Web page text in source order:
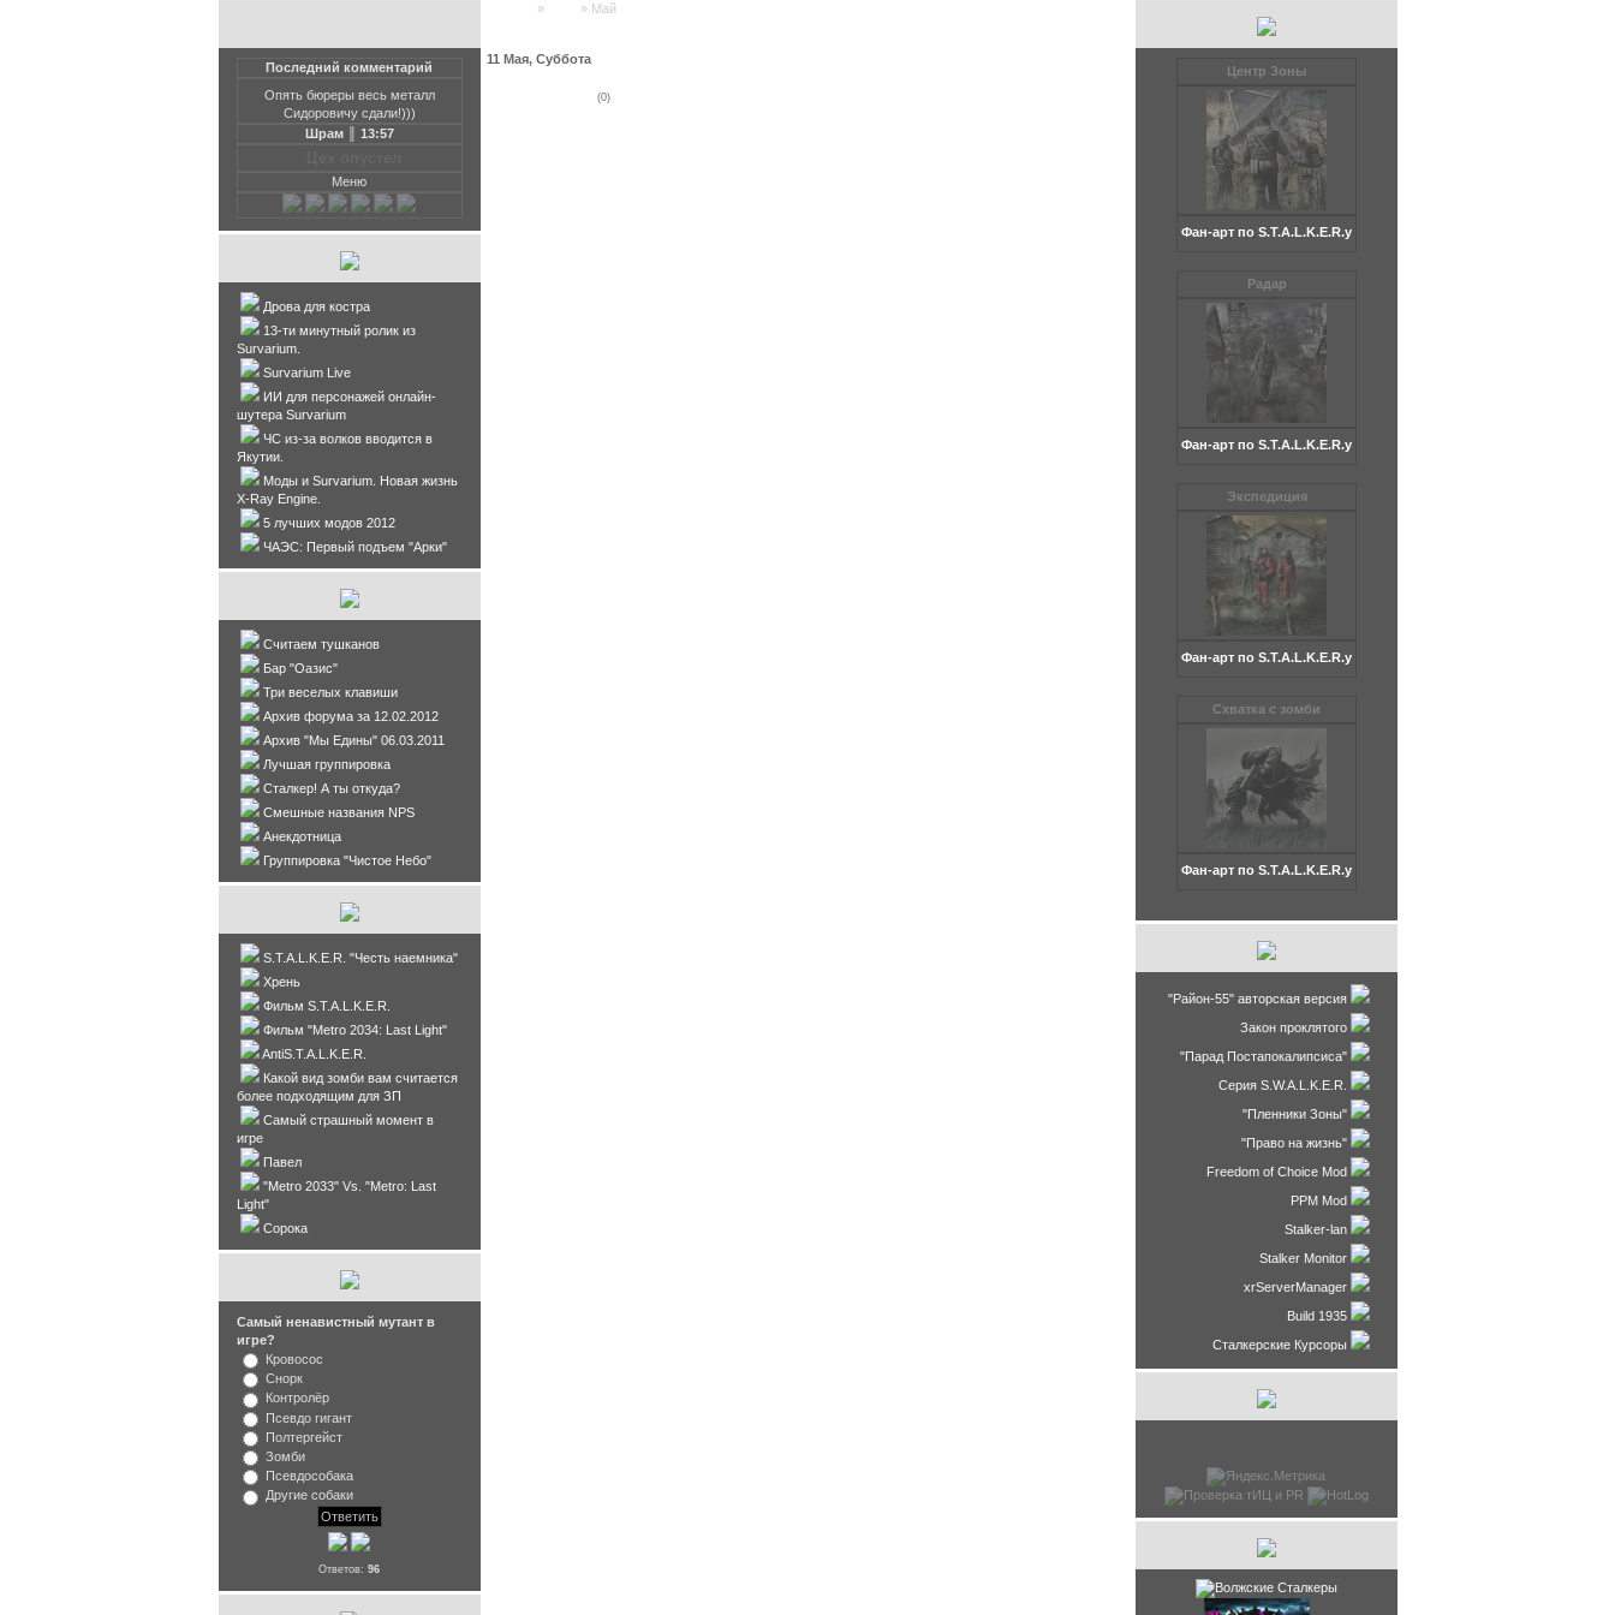
» » Май
11 Мая, Суббота
(0)
Центр Зоны
Фан-арт по S.T.A.L.K.Е.R.у
Радар
Фан-арт по S.T.A.L.K.Е.R.у
Экспедиция
Фан-арт по S.T.A.L.K.Е.R.у
Схватка с зомби
Фан-арт по S.T.A.L.K.Е.R.у
"Район-55" авторская версия
Закон проклятого
"Парад Постапокалипсиса"
Серия S.W.A.L.K.E.R.
"Пленники Зоны"
"Право на жизнь"
Freedom of Choice Mod
PPM Mod
Stalker-lan
Stalker Monitor
xrServerManager
Build 1935
Сталкерские Курсоры
Последний комментарий
Опять бюреры весь металл
Сидоровичу сдали!)))
Шрам ║ 13:57
Меню
Дрова для костра
13-ти минутный ролик из
Survarium.
Survarium Live
ИИ для персонажей онлайн-
шутера Survarium
ЧС из-за волков вводится в
Якутии.
Моды и Survarium. Новая жизнь
X-Ray Engine.
5 лучших модов 2012
ЧАЭС: Первый подъем "Арки"
Считаем тушканов
Бар "Оазис"
Три веселых клавиши
Архив форума за 12.02.2012
Архив "Мы Едины" 06.03.2011
Лучшая группировка
Сталкер! А ты откуда?
Смешные названия NPS
Анекдотница
Группировка "Чистое Небо"
S.T.A.L.K.E.R. "Честь наемника"
Хрень
Фильм S.T.A.L.K.E.R.
Фильм "Metro 2034: Last Light"
AntiS.T.A.L.K.E.R.
Какой вид зомби вам считается
более подходящим для ЗП
Самый страшный момент в
игре
Павел
"Metro 2033" Vs. "Metro: Last
Light"
Сорока
Самый ненавистный мутант в
игре?
Кровосос
Снорк
Контролёр
Псевдо гигант
Полтергейст
Зомби
Псевдособака
Другие собаки
Ответов: 96